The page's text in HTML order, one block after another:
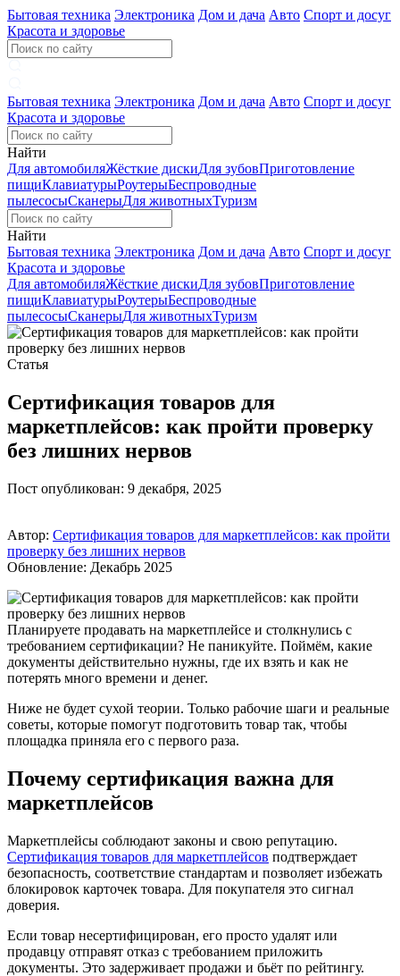
Бытовая техника Электроника Дом и дача Авто Спорт и досуг
Красота и здоровье
Бытовая техника Электроника Дом и дача Авто Спорт и досуг
Красота и здоровье
Найти
Для автомобиляЖёсткие дискиДля зубовПриготовление
пищиКлавиатурыРоутерыБеспроводные
пылесосыСканерыДля животныхТуризм
Найти
Бытовая техника Электроника Дом и дача Авто Спорт и досуг
Красота и здоровье
Для автомобиляЖёсткие дискиДля зубовПриготовление
пищиКлавиатурыРоутерыБеспроводные
пылесосыСканерыДля животныхТуризм
Статья
Сертификация товаров для
маркетплейсов: как пройти проверку
без лишних нервов
Пост опубликован: 9 декабря, 2025
Автор: Сертификация товаров для маркетплейсов: как пройти
проверку без лишних нервов
Обновление: Декабрь 2025
Планируете продавать на маркетплейсе и столкнулись с
требованием сертификации? Не паникуйте. Поймём, какие
документы действительно нужны, где их взять и как не
потерять много времени и денег.
Ниже не будет сухой теории. Только рабочие шаги и реальные
советы, которые помогут подготовить товар так, чтобы
площадка приняла его с первого раза.
Почему сертификация важна для
маркетплейсов
Маркетплейсы соблюдают законы и свою репутацию.
Сертификация товаров для маркетплейсов подтверждает
безопасность, соответствие стандартам и позволяет избежать
блокировок карточек товара. Для покупателя это сигнал
доверия.
Если товар несертифицирован, его просто удалят или
продавцу отправят отказ с требованием приложить
документы. Это задерживает продажи и бьёт по рейтингу.